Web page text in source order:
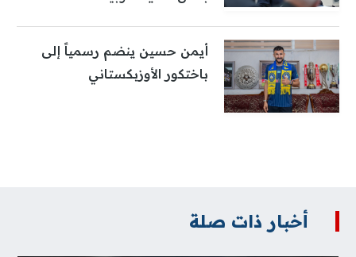
أيمن حسين ينضم رسمياً إلى
باختكور الأوزبكستاني
أخبار ذات صلة